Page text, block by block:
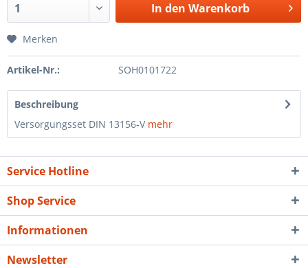
In den Warenkorb
Merken
Artikel-Nr.: SOH0101722
Beschreibung
Versorgungsset DIN 13156-V mehr
Service Hotline
Shop Service
Informationen
Newsletter